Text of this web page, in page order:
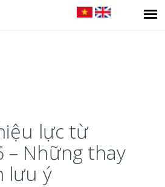
lực từ
– Những thay
lưu ý